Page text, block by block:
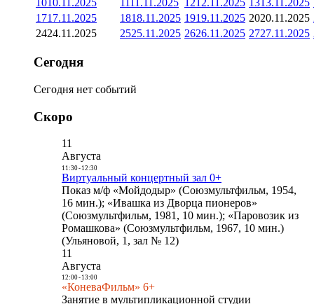
1717.11.2025 1818.11.2025 1919.11.2025 2020.11.2025
2424.11.2025 2525.11.2025 2626.11.2025 2727.11.2025
Сегодня
Сегодня нет событий
Скоро
11
Августа
11:30- 12:30
Виртуальный концертный зал 0+
Показ м/ф «Мойдодыр» (Союзмультфильм, 1954,
16 мин.); «Ивашка из Дворца пионеров»
(Союзмультфильм, 1981, 10 мин.); «Паровозик из
Ромашкова» (Союзмультфильм, 1967, 10 мин.)
(Ульяновой, 1, зал № 12)
11
Августа
12:00- 13:00
«КоневаФильм» 6+
Занятие в мультипликационной студии